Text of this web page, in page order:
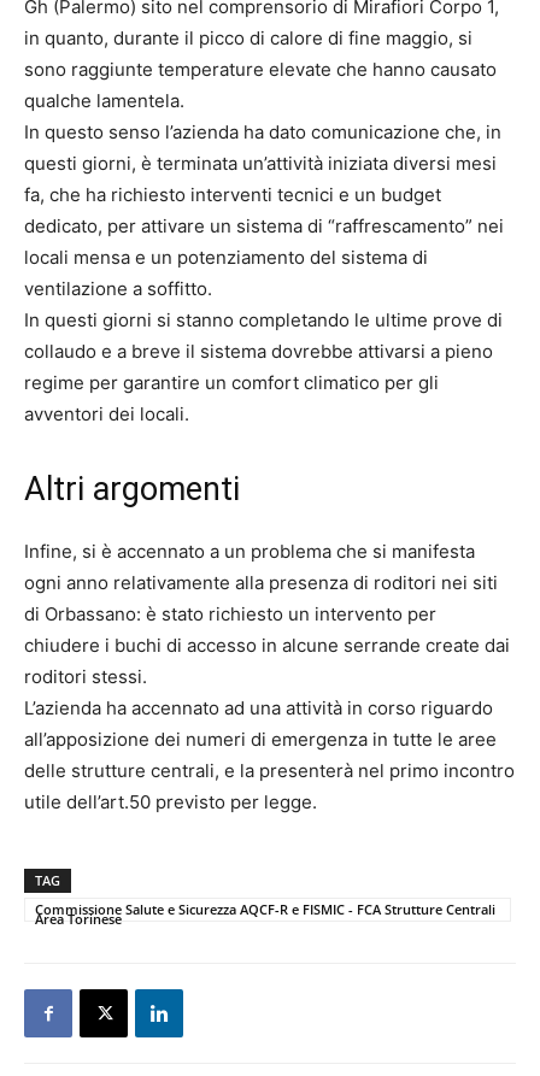
Gh (Palermo) sito nel comprensorio di Mirafiori Corpo 1,
in quanto, durante il picco di calore di fine maggio, si
sono raggiunte temperature elevate che hanno causato
qualche lamentela.
In questo senso l’azienda ha dato comunicazione che, in
questi giorni, è terminata un’attività iniziata diversi mesi
fa, che ha richiesto interventi tecnici e un budget
dedicato, per attivare un sistema di “raffrescamento” nei
locali mensa e un potenziamento del sistema di
ventilazione a soffitto.
In questi giorni si stanno completando le ultime prove di
collaudo e a breve il sistema dovrebbe attivarsi a pieno
regime per garantire un comfort climatico per gli
avventori dei locali.
Altri argomenti
Infine, si è accennato a un problema che si manifesta
ogni anno relativamente alla presenza di roditori nei siti
di Orbassano: è stato richiesto un intervento per
chiudere i buchi di accesso in alcune serrande create dai
roditori stessi.
L’azienda ha accennato ad una attività in corso riguardo
all’apposizione dei numeri di emergenza in tutte le aree
delle strutture centrali, e la presenterà nel primo incontro
utile dell’art.50 previsto per legge.
TAG
Commissione Salute e Sicurezza AQCF-R e FISMIC - FCA Strutture Centrali
Area Torinese